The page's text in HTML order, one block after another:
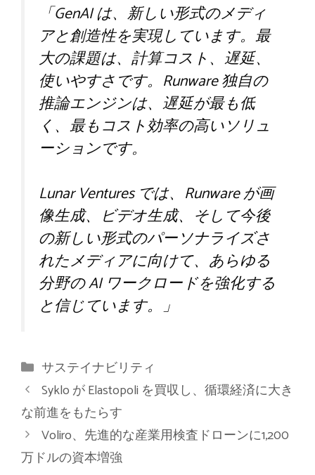
「GenAI は、新しい形式のメディ
アと創造性を実現しています。最
大の課題は、計算コスト、遅延、
使いやすさです。Runware 独自の
推論エンジンは、遅延が最も低
く、最もコスト効率の高いソリュ
ーションです。
Lunar Ventures では、Runware が画
像生成、ビデオ生成、そして今後
の新しい形式のパーソナライズさ
れたメディアに向けて、あらゆる
分野の AI ワークロードを強化する
と信じています。」
カ
テ
ゴ
リ
ー
サステイナビリティ
Syklo が Elastopoli を買収し、循環経済に大き
な前進をもたらす
Voliro、先進的な産業用検査ドローンに1,200
万ドルの資本増強